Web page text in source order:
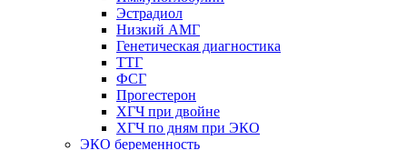
Эстрадиол
Низкий АМГ
Генетическая диагностика
ТТГ
ФСГ
Прогестерон
ХГЧ при двойне
ХГЧ по дням при ЭКО
ЭКО беременность